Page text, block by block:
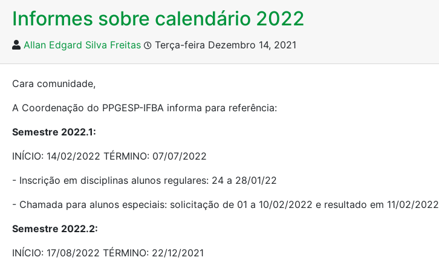
Informes sobre calendário 2022
Allan Edgard Silva Freitas Terça-feira Dezembro 14, 2021
Cara comunidade,
A Coordenação do PPGESP-IFBA informa para referência:
Semestre 2022.1:
INÍCIO: 14/02/2022 TÉRMINO: 07/07/2022
- Inscrição em disciplinas alunos regulares: 24 a 28/01/22
- Chamada para alunos especiais: solicitação de 01 a 10/02/2022 e resultado em 11/02/2022
Semestre 2022.2:
INÍCIO: 17/08/2022 TÉRMINO: 22/12/2021